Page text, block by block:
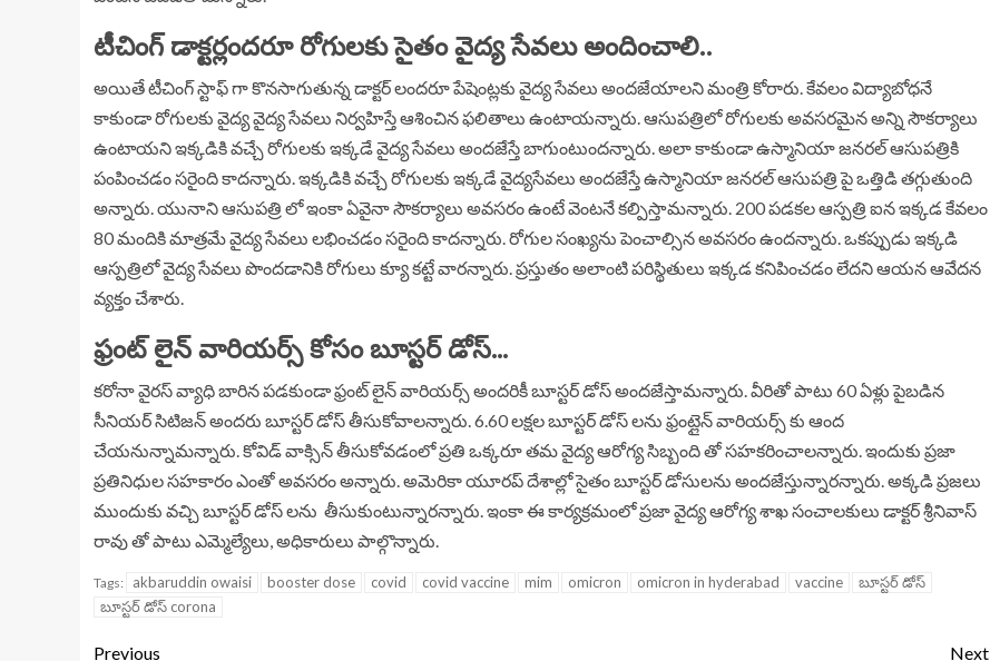
టీచింగ్ డాక్టర్లందరూ రోగులకు సైతం వైద్య సేవలు అందించాలి..
అయితే టీచింగ్ స్టాఫ్ గా కొనసాగుతున్న డాక్టర్ లందరూ పేషెంట్లకు వైద్య సేవలు అందజేయాలని మంత్రి కోరారు. కేవలం విద్యాబోధనే
కాకుండా రోగులకు వైద్య వైద్య సేవలు నిర్వహిస్తే ఆశించిన ఫలితాలు ఉంటాయన్నారు. ఆసుపత్రిలో రోగులకు అవసరమైన అన్ని సౌకర్యాలు
ఉంటాయని ఇక్కడికి వచ్చే రోగులకు ఇక్కడే వైద్య సేవలు అందజేస్తే బాగుంటుందన్నారు. అలా కాకుండా ఉస్మానియా జనరల్ ఆసుపత్రికి
పంపించడం సరైంది కాదన్నారు. ఇక్కడికి వచ్చే రోగులకు ఇక్కడే వైద్యసేవలు అందజేస్తే ఉస్మానియా జనరల్ ఆసుపత్రి పై ఒత్తిడి తగ్గుతుంది
అన్నారు. యునాని ఆసుపత్రి లో ఇంకా ఏవైనా సౌకర్యాలు అవసరం ఉంటే వెంటనే కల్పిస్తామన్నారు. 200 పడకల ఆస్పత్రి ఐన ఇక్కడ కేవలం
80 మందికి మాత్రమే వైద్య సేవలు లభించడం సరైంది కాదన్నారు. రోగుల సంఖ్యను పెంచాల్సిన అవసరం ఉందన్నారు. ఒకప్పుడు ఇక్కడి
ఆస్పత్రిలో వైద్య సేవలు పొందడానికి రోగులు క్యూ కట్టే వారన్నారు. ప్రస్తుతం అలాంటి పరిస్థితులు ఇక్కడ కనిపించడం లేదని ఆయన ఆవేదన
వ్యక్తం చేశారు.
ఫ్రంట్ లైన్ వారియర్స్ కోసం బూస్టర్ డోస్…
కరోనా వైరస్ వ్యాధి బారిన పడకుండా ఫ్రంట్ లైన్ వారియర్స్ అందరికీ బూస్టర్ డోస్ అందజేస్తామన్నారు. వీరితో పాటు 60 ఏళ్లు పైబడిన
సీనియర్ సిటిజన్ అందరు బూస్టర్ డోస్ తీసుకోవాలన్నారు. 6.60 లక్షల బూస్టర్ డోస్ లను ఫ్రంట్లైన్ వారియర్స్ కు ఆంద
చేయనున్నామన్నారు. కోవిడ్ వాక్సిన్ తీసుకోవడంలో ప్రతి ఒక్కరూ తమ వైద్య ఆరోగ్య సిబ్బంది తో సహకరించాలన్నారు. ఇందుకు ప్రజా
ప్రతినిధుల సహకారం ఎంతో అవసరం అన్నారు. అమెరికా యూరప్ దేశాల్లో సైతం బూస్టర్ డోసులను అందజేస్తున్నారన్నారు. అక్కడి ప్రజలు
ముందుకు వచ్చి బూస్టర్ డోస్ లను తీసుకుంటున్నారన్నారు. ఇంకా ఈ కార్యక్రమంలో ప్రజా వైద్య ఆరోగ్య శాఖ సంచాలకులు డాక్టర్ శ్రీనివాస్
రావు తో పాటు ఎమ్మెల్యేలు, అధికారులు పాల్గొన్నారు.
Tags: akbaruddin owaisi booster dose covid covid vaccine mim omicron omicron in hyderabad vaccine
బూస్టర్ డోస్
బూస్టర్ డోస్ corona
Previous
Next